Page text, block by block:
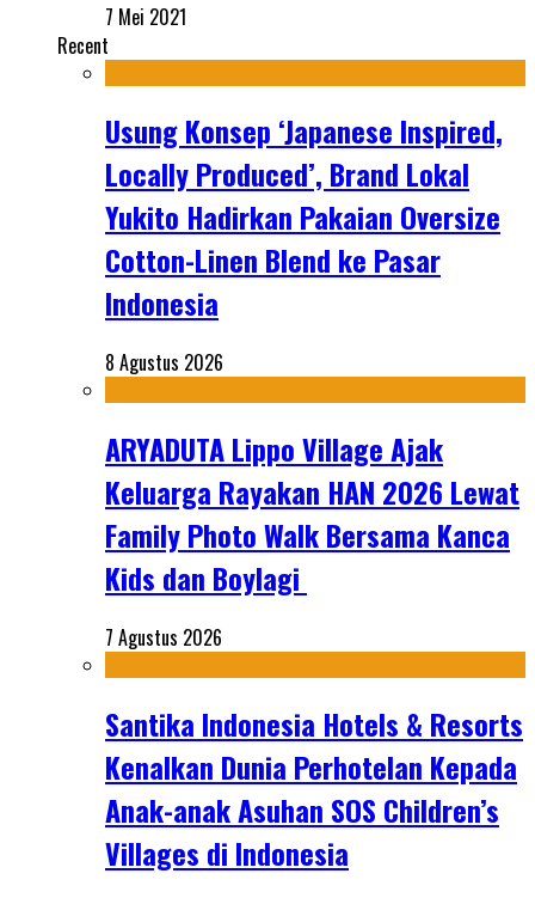
7 Mei 2021
Recent
Usung Konsep ‘Japanese Inspired,
Locally Produced’, Brand Lokal
Yukito Hadirkan Pakaian Oversize
Cotton-Linen Blend ke Pasar
Indonesia
8 Agustus 2026
ARYADUTA Lippo Village Ajak
Keluarga Rayakan HAN 2026 Lewat
Family Photo Walk Bersama Kanca
Kids dan Boylagi
7 Agustus 2026
Santika Indonesia Hotels & Resorts
Kenalkan Dunia Perhotelan Kepada
Anak-anak Asuhan SOS Children’s
Villages di Indonesia